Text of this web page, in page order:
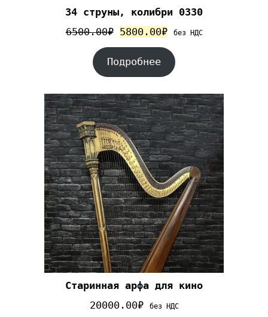
34 струны, колибри 0330
6500.00₽ 5800.00₽ без НДС
Подробнее
Старинная арфа для кино
20000.00₽ без НДС